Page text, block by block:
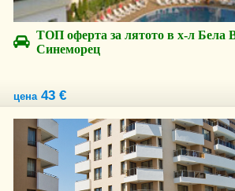
ТОП оферта за лятото в х-л Бела
Синеморец
цена43 €